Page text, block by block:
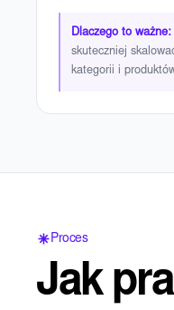
Dlaczego to ważne:
skuteczniej
kategorii i
Proces
Jak